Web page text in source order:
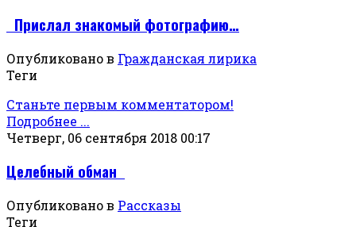
Прислал знакомый фотографию…
Опубликовано в Гражданская лирика
Теги
Станьте первым комментатором!
Подробнее ...
Четверг, 06 сентября 2018 00:17
Целебный обман
Опубликовано в Рассказы
Теги